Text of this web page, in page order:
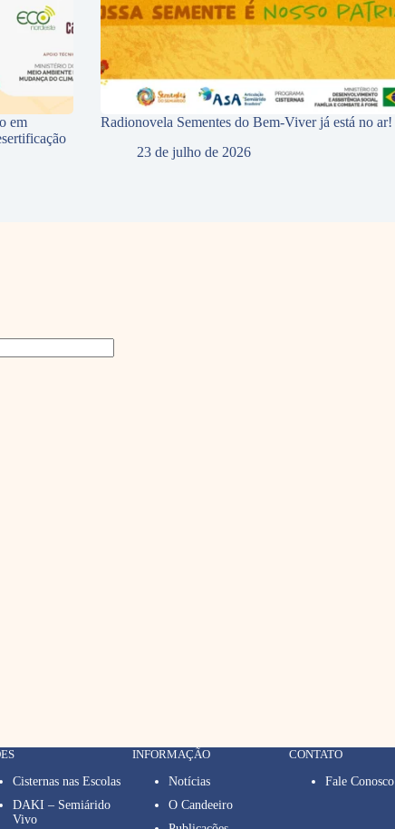
em
Radionovela Sementes do Bem-Viver já está no ar!
23 de julho de 2026
Cisternas nas Escolas
DAKI – Semiárido
Vivo
INFORMAÇÃO
Notícias
O Candeeiro
CONTATO
Fale Conosco